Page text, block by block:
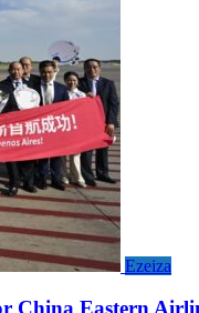
Ezeiza